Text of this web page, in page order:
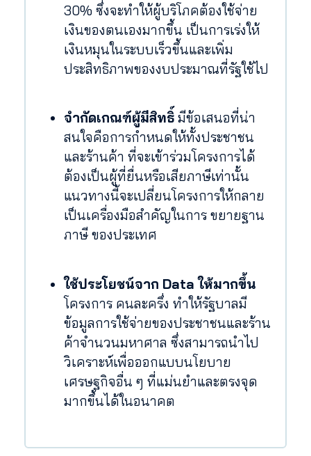
30% ซึ่งจะทำให้ผู้บริโภคต้องใช้จ่าย
เงินของตนเองมากขึ้น เป็นการเร่งให้
เงินหมุนในระบบเร็วขึ้นและเพิ่ม
ประสิทธิภาพของงบประมาณที่รัฐใช้ไป
จำกัดเกณฑ์ผู้มีสิทธิ์ มีข้อเสนอที่น่า
สนใจคือการกำหนดให้ทั้งประชาชน
และร้านค้า ที่จะเข้าร่วมโครงการได้
ต้องเป็นผู้ที่ยื่นหรือเสียภาษีเท่านั้น
แนวทางนี้จะเปลี่ยนโครงการให้กลาย
เป็นเครื่องมือสำคัญในการ ขยายฐาน
ภาษี ของประเทศ
ใช้ประโยชน์จาก Data ให้มากขึ้น
โครงการ คนละครึ่ง ทำให้รัฐบาลมี
ข้อมูลการใช้จ่ายของประชาชนและร้าน
ค้าจำนวนมหาศาล ซึ่งสามารถนำไป
วิเคราะห์เพื่อออกแบบนโยบาย
เศรษฐกิจอื่น ๆ ที่แม่นยำและตรงจุด
มากขึ้นได้ในอนาคต